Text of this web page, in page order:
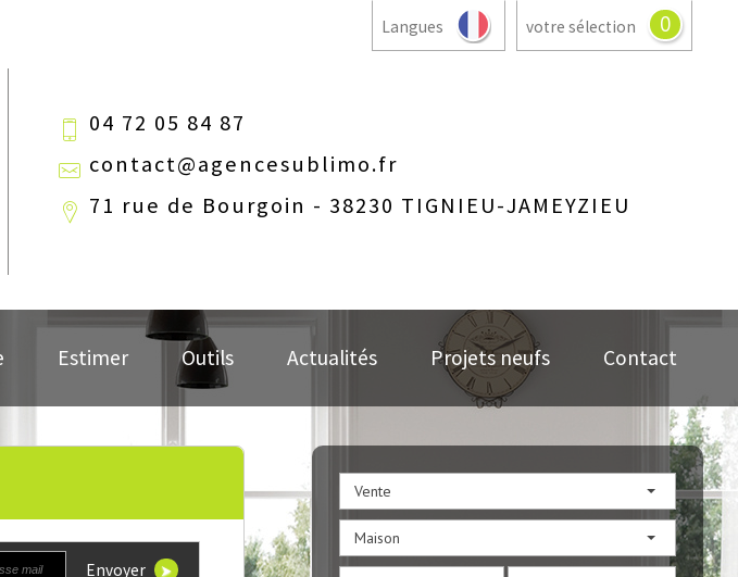
votre sélection 0
Langues
04 72 05 84 87
contact@agencesublimo.fr
71 rue de Bourgoin - 38230 TIGNIEU-JAMEYZIEU
Estimer Outils Actualités Projets neufs Contact
Vente
Maison
Envoyer